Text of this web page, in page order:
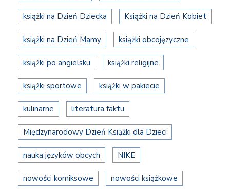
książki na Dzień Dziecka Książki na Dzień Kobiet
książki na Dzień Mamy książki obcojęzyczne
książki po angielsku książki religijne
książki sportowe książki w pakiecie
kulinarne literatura faktu
Międzynarodowy Dzień Książki dla Dzieci
nauka języków obcych NIKE
nowości komiksowe nowości książkowe